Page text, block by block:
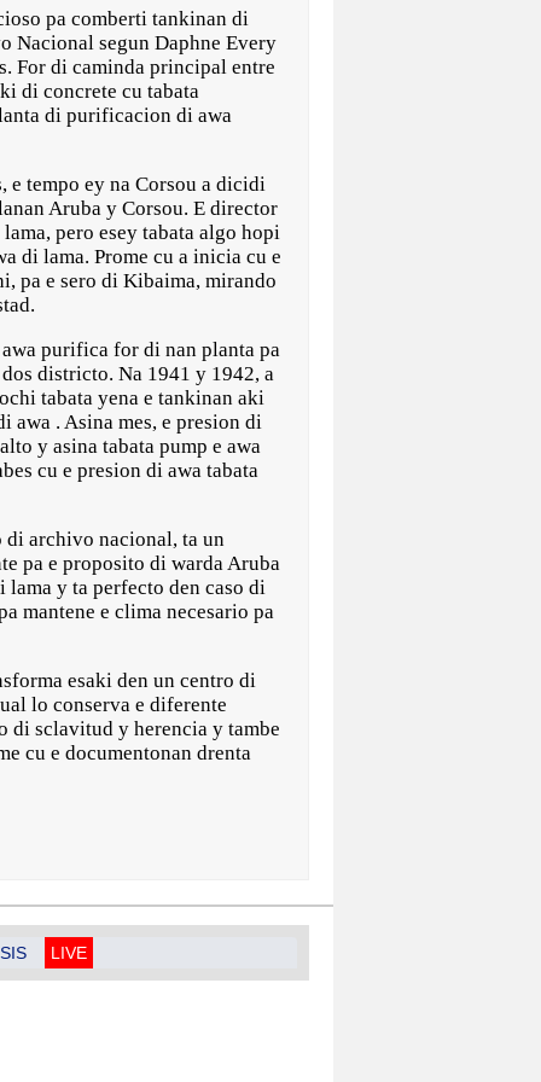
pa comberti tankinan di
Nacional segun Daphne Every
For di caminda principal entre
di concrete cu tabata
di purificacion di awa
e tempo ey na Corsou a dicidi
Aruba y Corsou. E director
pero esey tabata algo hopi
di lama. Prome cu a inicia cu e
pa e sero di Kibaima, mirando
purifica for di nan planta pa
districto. Na 1941 y 1942, a
tabata yena e tankinan aki
awa . Asina mes, e presion di
y asina tabata pump e awa
cu e presion di awa tabata
di archivo nacional, ta un
pa e proposito di warda Aruba
y ta perfecto den caso di
mantene e clima necesario pa
esaki den un centro di
lo conserva e diferente
di sclavitud y herencia y tambe
cu e documentonan drenta
LIVE